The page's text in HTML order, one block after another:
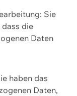
Sie
dass die
Daten
haben das
Daten,